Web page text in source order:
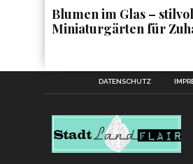
Blumen im Glas –
Miniaturgärten für
DATENSCHUTZ